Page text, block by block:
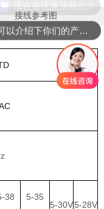
接线参考图
38
5-35
5-30V5-28V
可以介绍下你们的产品么？